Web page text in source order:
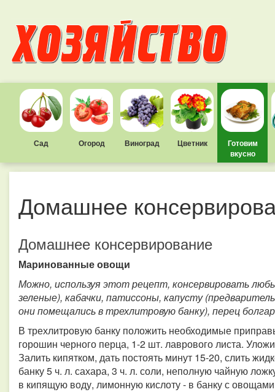
Сад Огород Виноград Цветник
Готовим
вкусно
Домашнее
Домашнее консервирование
Маринованные овощи
Можно, используя этот рецепт, консервировать
зеленые), кабачки, патиссоны, капусту
они помещались в трехлитровую банку), перец
В трехлитровую банку положить необходимые
горошин черного перца, 1-2 шт. лаврового листа.
Залить кипятком, дать постоять минут 15-20, слить
банку 5 ч. л. сахара, 3 ч. л. соли, неполную чайную
в кипящую воду, лимонную кислоту - в банку с